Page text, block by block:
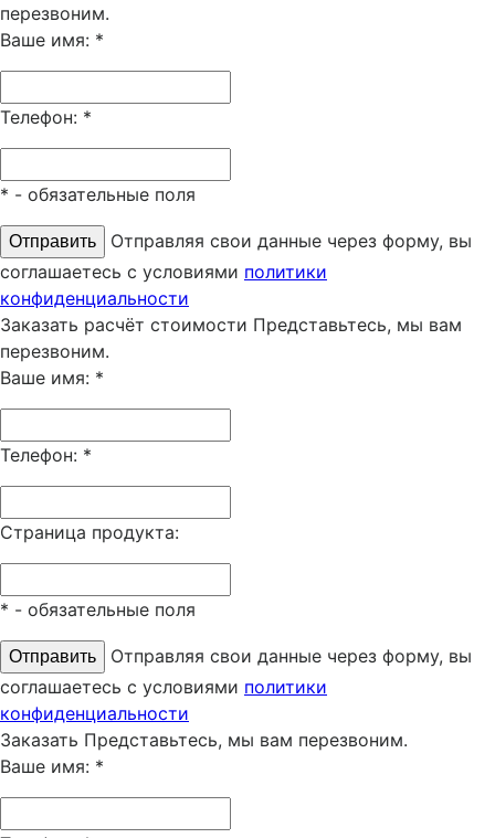
перезвоним.
Ваше имя: *
Телефон: *
* - обязательные поля
Отправляя свои данные через форму, вы
соглашаетесь с условиями политики
конфиденциальности
Заказать расчёт стоимости Представьтесь, мы вам
перезвоним.
Ваше имя: *
Телефон: *
Страница продукта:
* - обязательные поля
Отправляя свои данные через форму, вы
соглашаетесь с условиями политики
конфиденциальности
Заказать Представьтесь, мы вам перезвоним.
Ваше имя: *